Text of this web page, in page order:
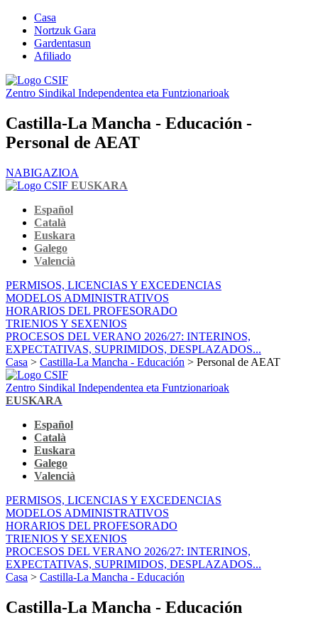
Casa
Nortzuk Gara
Gardentasun
Afiliado
Zentro Sindikal Independentea eta Funtzionarioak
Castilla-La Mancha - Educación -
Personal de AEAT
NABIGAZIOA
EUSKARA
Español
Català
Euskara
Galego
Valencià
PERMISOS, LICENCIAS Y EXCEDENCIAS
MODELOS ADMINISTRATIVOS
HORARIOS DEL PROFESORADO
TRIENIOS Y SEXENIOS
PROCESOS DEL VERANO 2026/27: INTERINOS,
EXPECTATIVAS, SUPRIMIDOS, DESPLAZADOS...
Casa > Castilla-La Mancha - Educación > Personal de AEAT
Zentro Sindikal Independentea eta Funtzionarioak
EUSKARA
Español
Català
Euskara
Galego
Valencià
PERMISOS, LICENCIAS Y EXCEDENCIAS
MODELOS ADMINISTRATIVOS
HORARIOS DEL PROFESORADO
TRIENIOS Y SEXENIOS
PROCESOS DEL VERANO 2026/27: INTERINOS,
EXPECTATIVAS, SUPRIMIDOS, DESPLAZADOS...
Casa > Castilla-La Mancha - Educación
Castilla-La Mancha - Educación